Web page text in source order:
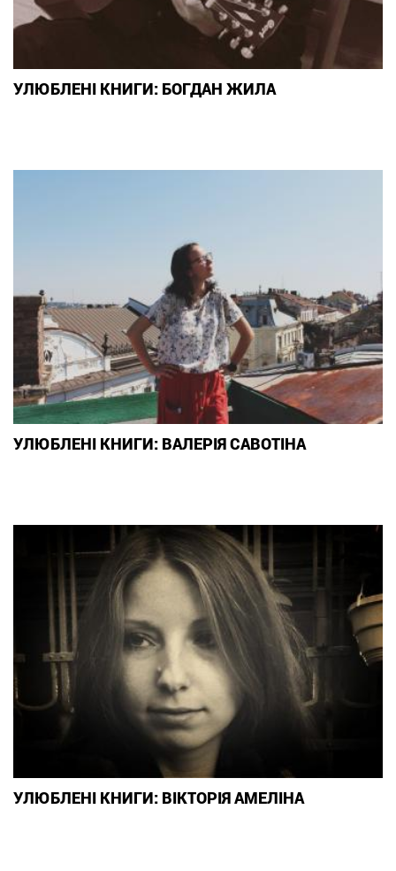
УЛЮБЛЕНІ КНИГИ: БОГДАН ЖИЛА
УЛЮБЛЕНІ КНИГИ: ВАЛЕРІЯ САВОТІНА
УЛЮБЛЕНІ КНИГИ: ВІКТОРІЯ АМЕЛІНА